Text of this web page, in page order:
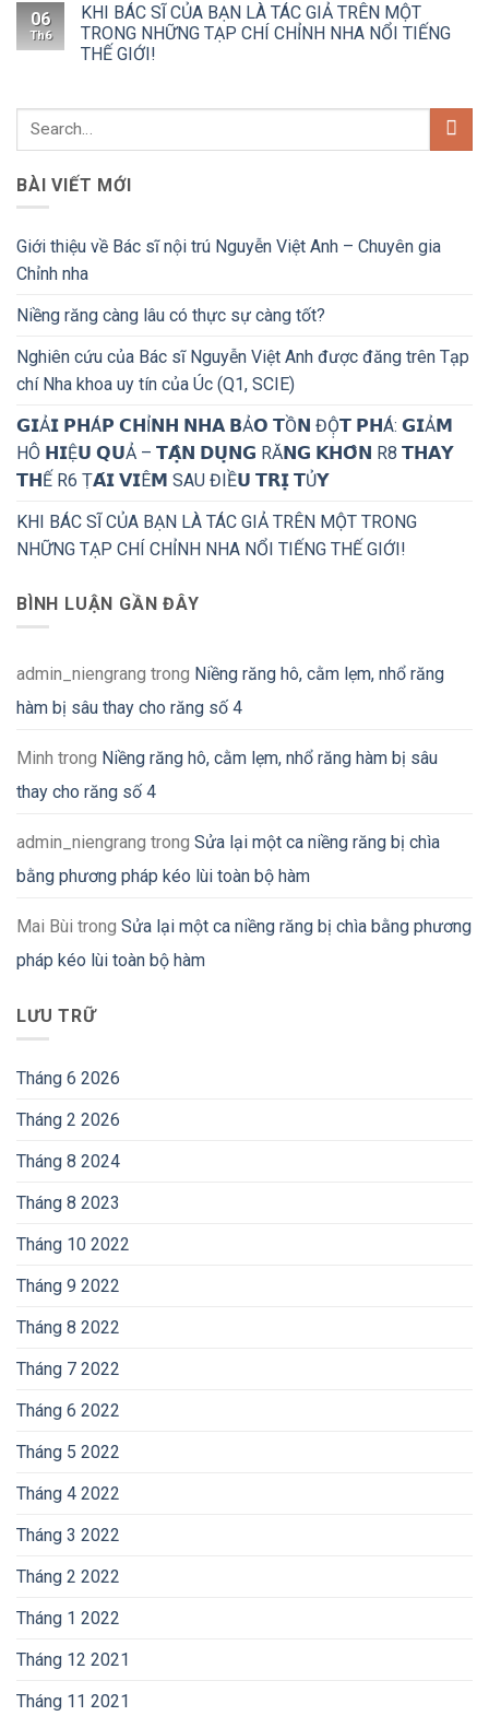
06
Th6
KHI BÁC SĨ CỦA BẠN LÀ TÁC GIẢ TRÊN MỘT
TRONG NHỮNG TẠP CHÍ CHỈNH NHA NỔI TIẾNG
THẾ GIỚI!
BÀI VIẾT MỚI
Giới thiệu về Bác sĩ nội trú Nguyễn Việt Anh – Chuyên gia
Chỉnh nha
Niềng răng càng lâu có thực sự càng tốt?
Nghiên cứu của Bác sĩ Nguyễn Việt Anh được đăng trên Tạp
chí Nha khoa uy tín của Úc (Q1, SCIE)
𝗚𝗜Ả𝗜 𝗣𝗛Á𝗣 𝗖𝗛Ỉ𝗡𝗛 𝗡𝗛𝗔 𝗕Ả𝗢 𝗧Ồ𝗡 ĐỘ̣𝗧 𝗣𝗛Á: 𝗚𝗜Ả𝗠
HÔ 𝗛𝗜Ệ𝗨 𝗤𝗨Ả – 𝗧𝗔̣̂𝗡 𝗗𝗨̣𝗡𝗚 RĂ𝗡𝗚 𝗞𝗛𝗢̂𝗡 R8 𝗧𝗛𝗔𝗬
𝗧𝗛Ế R6 Ṭ𝗔́𝗜 𝗩𝗜Ê𝗠 SAU ĐIỀ𝗨 𝗧𝗥𝗜̣ 𝗧Ủ𝗬
KHI BÁC SĨ CỦA BẠN LÀ TÁC GIẢ TRÊN MỘT TRONG
NHỮNG TẠP CHÍ CHỈNH NHA NỔI TIẾNG THẾ GIỚI!
BÌNH LUẬN GẦN ĐÂY
admin_niengrang trong Niềng răng hô, cằm lẹm, nhổ răng
hàm bị sâu thay cho răng số 4
Minh trong Niềng răng hô, cằm lẹm, nhổ răng hàm bị sâu
thay cho răng số 4
admin_niengrang trong Sửa lại một ca niềng răng bị chìa
bằng phương pháp kéo lùi toàn bộ hàm
Mai Bùi trong Sửa lại một ca niềng răng bị chìa bằng phương
pháp kéo lùi toàn bộ hàm
LƯU TRỮ
Tháng 6 2026
Tháng 2 2026
Tháng 8 2024
Tháng 8 2023
Tháng 10 2022
Tháng 9 2022
Tháng 8 2022
Tháng 7 2022
Tháng 6 2022
Tháng 5 2022
Tháng 4 2022
Tháng 3 2022
Tháng 2 2022
Tháng 1 2022
Tháng 12 2021
Tháng 11 2021